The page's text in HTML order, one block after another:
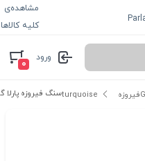
مشاهده‌ی
کلیه کالاها
ورود
۰
فیروزه turquoise سنگ فیروزه پارلا